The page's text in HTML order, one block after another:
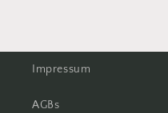
Impressum
AGBs